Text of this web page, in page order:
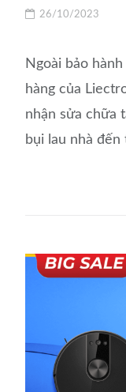
26/10/2023
Ngoài bảo
hàng của
nhận sửa chữa
bụi lau nhà đến